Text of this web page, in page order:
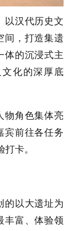
以汉代历史文
间，打造集遗
体的沉浸式主
化的深厚底
物角色集体亮
宾前往各任务
卡。
的以大遗址为
丰富、体验领